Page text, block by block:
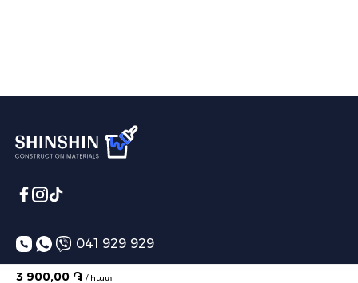
3 900,00 ֏ / հատ
041 929 929
info@shinshin.am